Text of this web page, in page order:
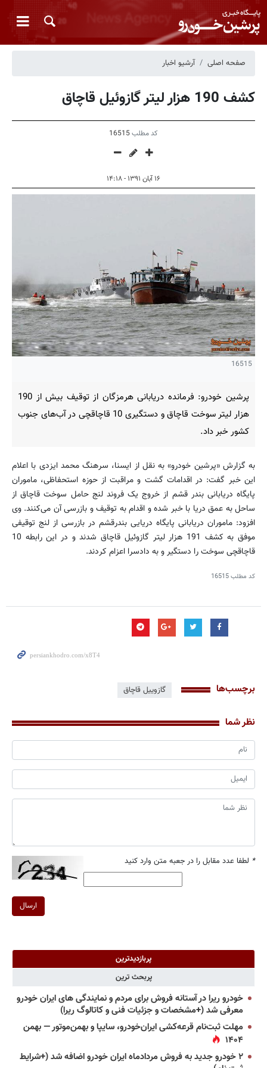
صفحه اصلی آرشیو اخبار
کشف 190 هزار لیتر گازوئیل قاچاق
کد مطلب16515
۱۶ آبان ۱۳۹۱ - ۱۴:۱۸
16515
پرشین خودرو: فرمانده دریابانی هرمزگان از توقیف بیش از 190
هزار لیتر سوخت قاچاق و دستگیری 10 قاچاقچی در آب‌های جنوب
کشور خبر داد.
به گزارش «پرشین خودرو» به نقل از ایسنا، سرهنگ محمد ایزدی با اعلام
این خبر گفت: در اقدامات گشت و مراقبت از حوزه استحفاظی، ماموران
پایگاه دریابانی بندر قشم از خروج یک فروند لنج حامل سوخت قاچاق از
ساحل به عمق دریا با خبر شده و اقدام به توقیف و بازرسی آن می‌کنند. وی
افزود: ماموران دریابانی پایگاه دریایی بندرقشم در بازرسی از لنج توقیفی
موفق به کشف 191 هزار لیتر گازوئیل قاچاق شدند و در این رابطه 10
قاچاقچی سوخت را دستگیر و به دادسرا اعزام کردند.
کد مطلب16515
برچسب‌ها گازوییل قاچاق
نظر شما
* لطفا عدد مقابل را در جعبه متن وارد کنید
ارسال
پربازدیدترین
پربحث ترین
خودرو ریرا در آستانه فروش برای مردم و نمایندگی های ایران خودرو
معرفی شد (+مشخصات و جزئیات فنی و کاتالوگ ریرا)
مهلت ثبت‌نام قرعه‌کشی ایران‌خودرو، سایپا و بهمن‌موتور — بهمن
۱۴۰۴
۲ خودرو جدید به فروش مردادماه ایران خودرو اضافه شد (+شرایط